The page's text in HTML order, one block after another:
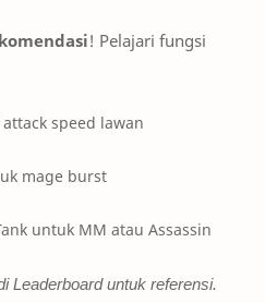
! Pelajari fungsi
speed lawan
mage burst
untuk MM atau Assassin
Leaderboard untuk referensi.